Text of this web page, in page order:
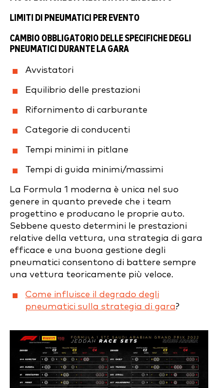
LIMITI DI PNEUMATICI PER EVENTO
CAMBIO OBBLIGATORIO DELLE SPECIFICHE DEGLI
PNEUMATICI DURANTE LA GARA
Avvistatori
Equilibrio delle prestazioni
Rifornimento di carburante
Categorie di conducenti
Tempi minimi in pitlane
Tempi di guida minimi/massimi
La Formula 1 moderna è unica nel suo
genere in quanto prevede che i team
progettino e producano le proprie auto.
Sebbene questo determini le prestazioni
relative della vettura, una strategia di gara
efficace e una buona gestione degli
pneumatici consentono di battere sempre
una vettura teoricamente più veloce.
Come influisce il degrado degli
pneumatici sulla strategia di gara?